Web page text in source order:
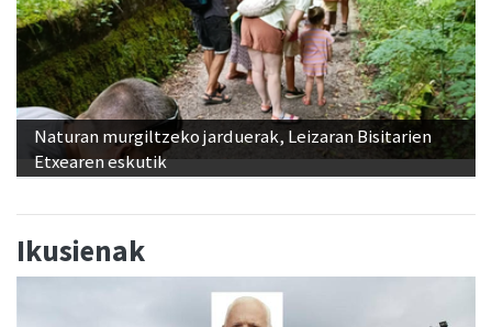
Naturan murgiltzeko jarduerak, Leizaran Bisitarien
Etxearen eskutik
Ikusienak